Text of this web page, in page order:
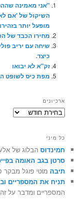
"אני מאמינה
השיקול של 'אם
מופעל יותר
מחירו הכבד של
שיחה עם יריב
כיצד.
זק"א לא יבואו
מפת כיס לשופט
ארכיונים
ארכיונים
כל מיני
חמינדוס הבלוג של
סרטן בגב האומה
תיבה מוטי פוגל מבקר
תניח את המספריים
המספריים ומדבר על זה